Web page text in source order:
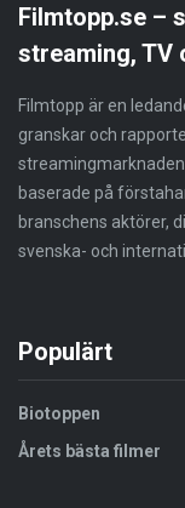
Filmtopp.se –
streaming, TV
Filmtopp är en
granskar och
baserade på
branschens aktörer,
svenska- och
Populärt
Biotoppen
Årets bästa filmer